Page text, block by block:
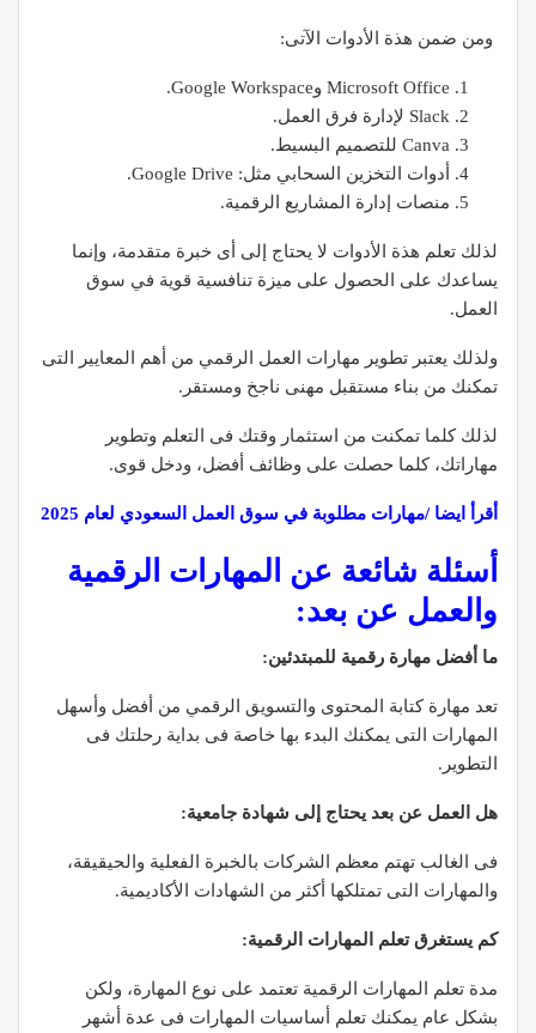
ومن ضمن هذة الأدوات الآتى:
Microsoft Office وGoogle Workspace.
Slack لإدارة فرق العمل.
Canva للتصميم البسيط.
أدوات التخزين السحابي مثل: Google Drive.
منصات إدارة المشاريع الرقمية.
لذلك تعلم هذة الأدوات لا يحتاج إلى أى خبرة متقدمة، وإنما
يساعدك على الحصول على ميزة تنافسية قوية في سوق
العمل.
ولذلك يعتبر تطوير مهارات العمل الرقمي من أهم المعايير التى
تمكنك من بناء مستقبل مهنى ناجخ ومستقر.
لذلك كلما تمكنت من استثمار وقتك فى التعلم وتطوير
مهاراتك، كلما حصلت على وظائف أفضل، ودخل قوى.
أقرأ ايضا /مهارات مطلوبة في سوق العمل السعودي لعام 2025
أسئلة شائعة عن المهارات الرقمية
والعمل عن بعد:
ما أفضل مهارة رقمية للمبتدئين:
تعد مهارة كتابة المحتوى والتسويق الرقمي من أفضل وأسهل
المهارات التى يمكنك البدء بها خاصة فى بداية رحلتك فى
التطوير.
هل العمل عن بعد يحتاج إلى شهادة جامعية:
فى الغالب تهتم معظم الشركات بالخبرة الفعلية والحيقيقة،
والمهارات التى تمتلكها أكثر من الشهادات الأكاديمية.
كم يستغرق تعلم المهارات الرقمية:
مدة تعلم المهارات الرقمية تعتمد على نوع المهارة، ولكن
بشكل عام يمكنك تعلم أساسيات المهارات فى عدة أشهر